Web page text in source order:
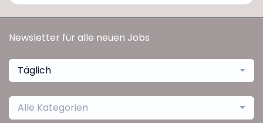
Newsletter für alle neuen Jobs
Täglich
Alle Kategorien